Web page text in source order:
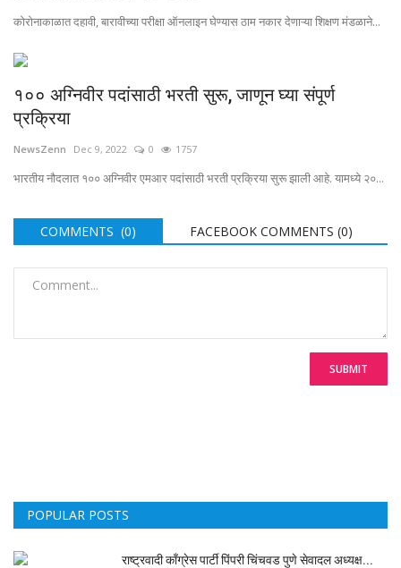
कोरोनाकाळात दहावी, बारावीच्या परीक्षा ऑनलाइन घेण्यास ठाम नकार देणाऱ्या शिक्षण मंडळाने...
१०० अग्निवीर पदांसाठी भरती सुरू, जाणून घ्या संपूर्ण
प्रक्रिया
NewsZenn Dec 9, 2022 0 1757
भारतीय नौदलात १०० अग्निवीर एमआर पदांसाठी भरती प्रक्रिया सुरू झाली आहे. यामध्ये २०...
COMMENTS (0) FACEBOOK COMMENTS (0)
SUBMIT
POPULAR POSTS
राष्ट्रवादी काँग्रेस पार्टी पिंपरी चिंचवड पुणे सेवादल अध्यक्ष...